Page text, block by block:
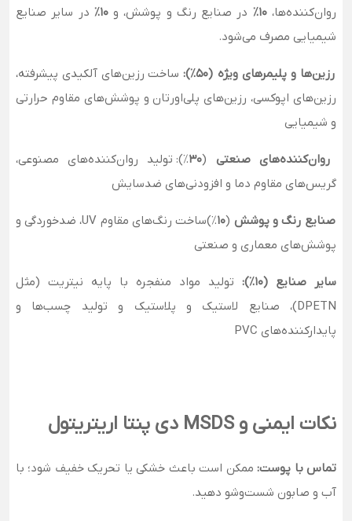
روان‌کننده‌ها،10٪ در صنایع رنگ و پوشش، و10٪
در سایر صنایع
شیمیایی مصرف می‌شود.
رزین‌ها و پلیمرهای ویژه (50٪):
ساخت رزین‌های آلکیدی پیشرفته،
رزین‌های اپوکسی، رزین‌های پلی‌اورتان و پوشش‌های مقاوم حرارتی
و شیمیایی
روان‌کننده‌های صنعتی (
30٪): تولید روان‌کننده‌های مصنوعی،
گریس‌های مقاوم دما و افزودنی‌های ضدسایش
صنایع رنگ و پوشش (
10
٪)ساخت رنگ‌های مقاوم UV، ضدخوردگی و
پوشش‌های معماری و صنعتی
سایر صنایع (10٪):
تولید مواد منفجره با پایه نیتریت (مثل
DPETN)، صنایع لاستیک و پلاستیک و تولید چسب‌ها و
پایدارکننده‌های PVC
نکات ایمنی و MSDS دی پنتا اریتریتول
تماس با پوست:ممکن است باعث خشکی یا تحریک خفیف شود؛ با
آب و صابون شست‌وشو دهید.